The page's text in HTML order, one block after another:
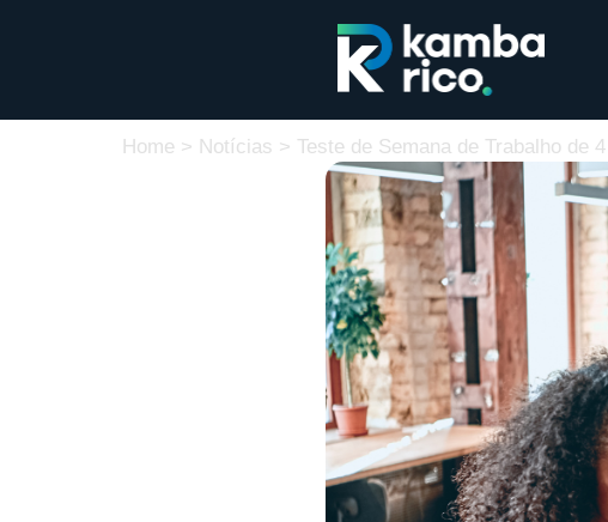
Home > Notícias > Teste de Semana de Trabalho de